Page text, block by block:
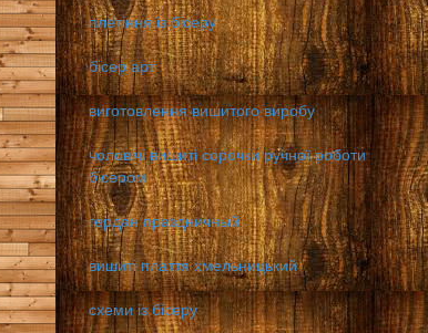
плетіння із бісеру
бісер арт
виготовлення вишитого виробу
чоловічі вишиті сорочки ручної роботи
бісером
гердан праздничный
вишиті плаття хмельницький
схеми із бісеру